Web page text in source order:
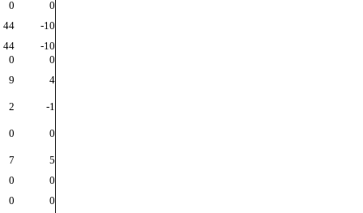
0
0
44
-10
44
-10
0
0
9
4
2
-1
0
0
7
5
0
0
0
0